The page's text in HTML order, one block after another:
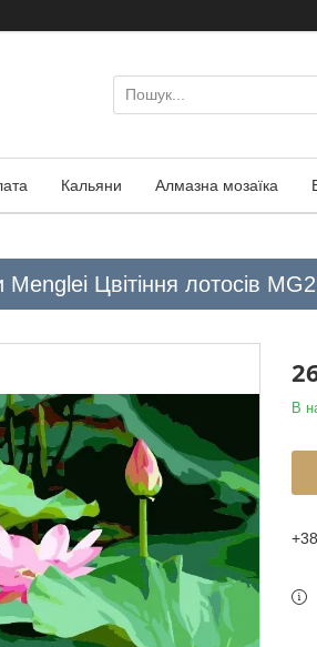
Кальяни Алмазна мозаїка
Цвітіння лотосів
В